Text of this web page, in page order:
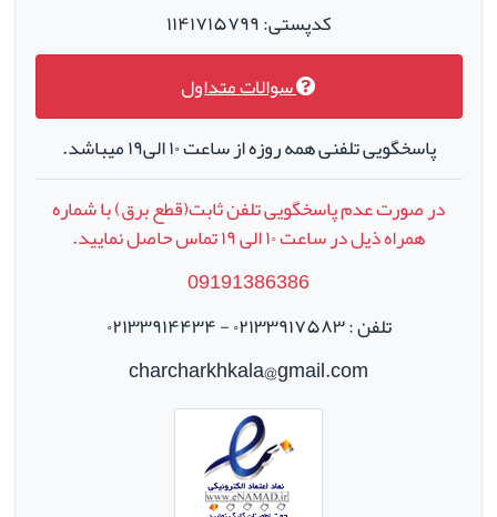
کدپستی: ۱۱۴۱۷۱۵۷۹۹
سوالات متداول
پاسخگویی تلفنی همه روزه از ساعت ۱۰ الی۱۹ میباشد.
در صورت عدم پاسخگویی تلفن ثابت(قطع برق) با شماره
همراه ذیل در ساعت۱۰الی۱۹تماس حاصل نمایید.
09191386386
تلفن : ۰۲۱۳۳۹۱۷۵۸۳ - ۰۲۱۳۳۹۱۴۴۳۴
charcharkhkala@gmail.com